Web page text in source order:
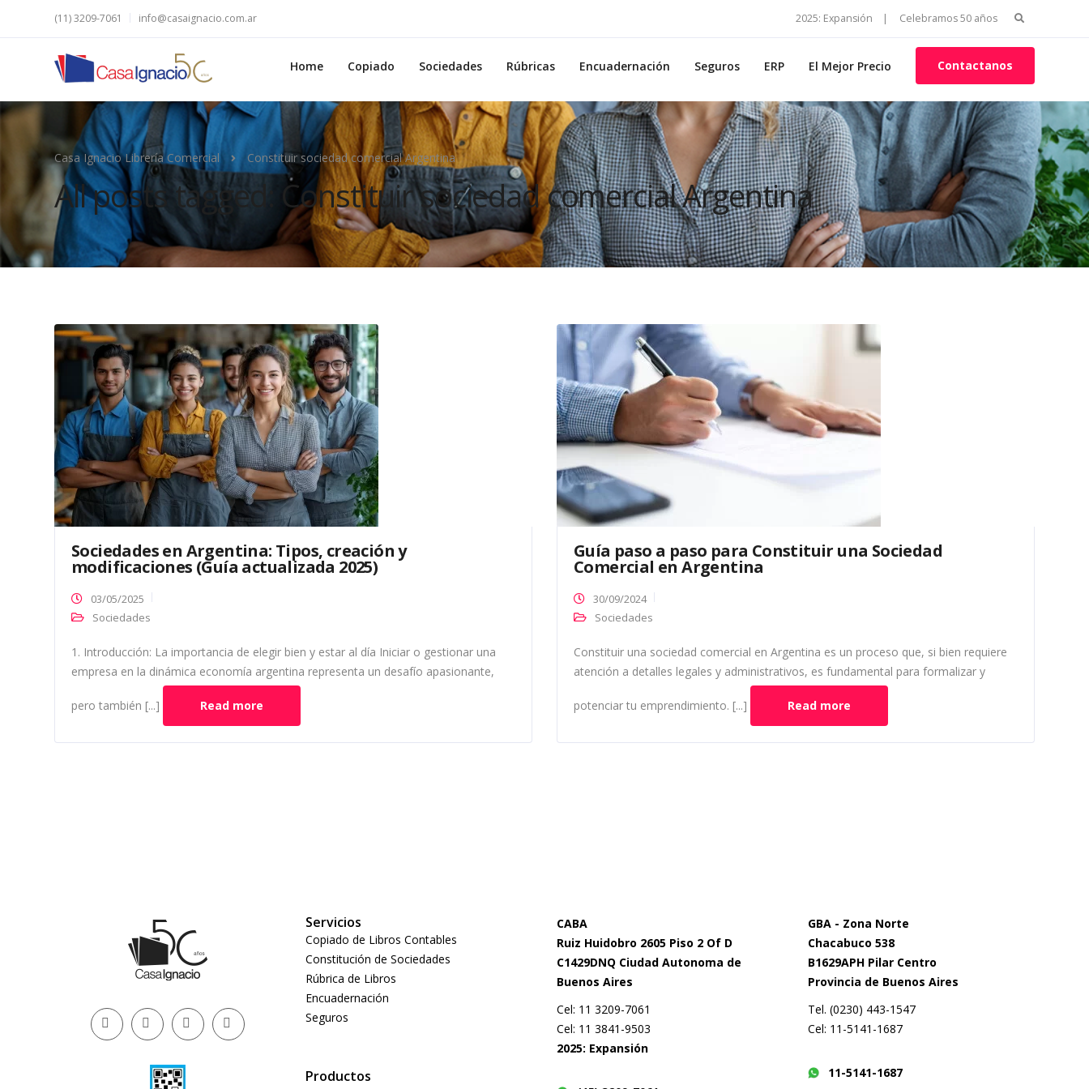
2025: Expansión | Celebramos 50 años Search
for:
(11) 3209-7061 info@casaignacio.com.ar
Home Copiado Sociedades Rúbricas Encuadernación Seguros ERP El Mejor Precio Contactanos
Casa Ignacio Librería Comercial Constituir sociedad comercial Argentina
All posts tagged: Constituir sociedad comercial Argentina
Sociedades en Argentina: Tipos, creación y
modificaciones (Guía actualizada 2025)
03/05/2025
Sociedades
1. Introducción: La importancia de elegir bien y estar al día Iniciar o gestionar una
empresa en la dinámica economía argentina representa un desafío apasionante,
pero también [...] Read more
Guía paso a paso para Constituir una Sociedad
Comercial en Argentina
30/09/2024
Sociedades
Constituir una sociedad comercial en Argentina es un proceso que, si bien requiere
atención a detalles legales y administrativos, es fundamental para formalizar y
potenciar tu emprendimiento. [...] Read more
Servicios
Copiado de Libros Contables
Constitución de Sociedades
Rúbrica de Libros
Encuadernación
Seguros
Productos
CABA
Ruiz Huidobro 2605 Piso 2 Of D
C1429DNQ Ciudad Autonoma de
Buenos Aires
Cel: 11 3209-7061
Cel: 11 3841-9503
2025: Expansión
GBA - Zona Norte
Chacabuco 538
B1629APH Pilar Centro
Provincia de Buenos Aires
Tel. (0230) 443-1547
Cel: 11-5141-1687
11-5141-1687